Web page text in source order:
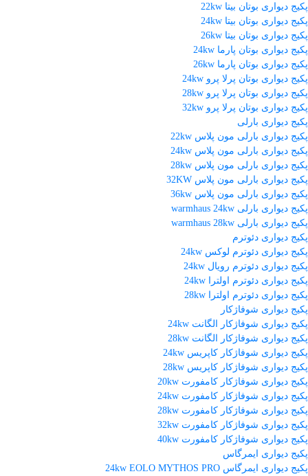
پکیج دیواری بوتان بیتا 22kw
پکیج دیواری بوتان بیتا 24kw
پکیج دیواری بوتان بیتا 26kw
پکیج دیواری بوتان پارما 24kw
پکیج دیواری بوتان پارما 26kw
پکیج دیواری بوتان پرلا پرو 24kw
پکیج دیواری بوتان پرلا پرو 28kw
پکیج دیواری بوتان پرلا پرو 32kw
پکیج دیواری بارلی
پکیج دیواری بارلی مون پلاس 22kw
پکیج دیواری بارلی مون پلاس 24kw
پکیج دیواری بارلی مون پلاس 28kw
پکیج دیواری بارلی مون پلاس 32KW
پکیج دیواری بارلی مون پلاس 36kw
پکیج دیواری بارلی warmhaus 24kw
پکیج دیواری بارلی warmhaus 28kw
پکیج دیواری دئوترم
پکیج دیواری دئوترم لوکس 24kw
پکیج دیواری دئوترم رویال 24kw
پکیج دیواری دئوترم اولترا 24kw
پکیج دیواری دئوترم اولترا 28kw
پکیج دیواری شوفاژکار
پکیج دیواری شوفاژکار الگانت 24kw
پکیج دیواری شوفاژکار الگانت 28kw
پکیج دیواری شوفاژکار کاپریس 24kw
پکیج دیواری شوفاژکار کاپریس 28kw
پکیج دیواری شوفاژکار کامفورت 20kw
پکیج دیواری شوفاژکار کامفورت 24kw
پکیج دیواری شوفاژکار کامفورت 28kw
پکیج دیواری شوفاژکار کامفورت 32kw
پکیج دیواری شوفاژکار کامفورت 40kw
پکیج دیواری ایمرگاس
پکیج دیواری ایمرگاس 24kw EOLO MYTHOS PRO